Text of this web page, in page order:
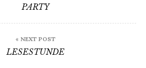
PARTY
« NEXT POST
LESESTUNDE